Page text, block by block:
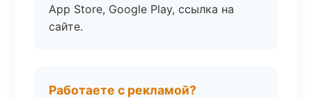
App Store, Google Play, ссылка на
сайте.
Работаете с рекламой?